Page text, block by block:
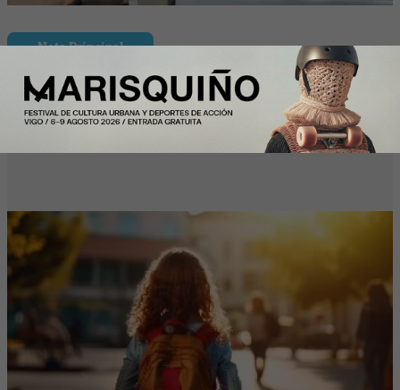
Nota Principal
Las familias destinarán 198 euros de
media a la «Vuelta al cole» por internet
(un 9% más que el año pasado)